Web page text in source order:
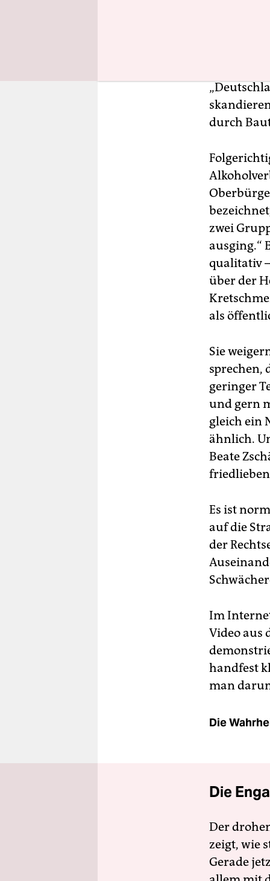
Das
durch
zwei
ausging.“
qualitativ
über der
als
Sie
sprechen,
geringer
und gern
gleich ein
ähnlich.
Beate
Es ist
auf die
der
Im
Video aus
handfest
man
Die
Die
Der
zeigt, wie
Gerade